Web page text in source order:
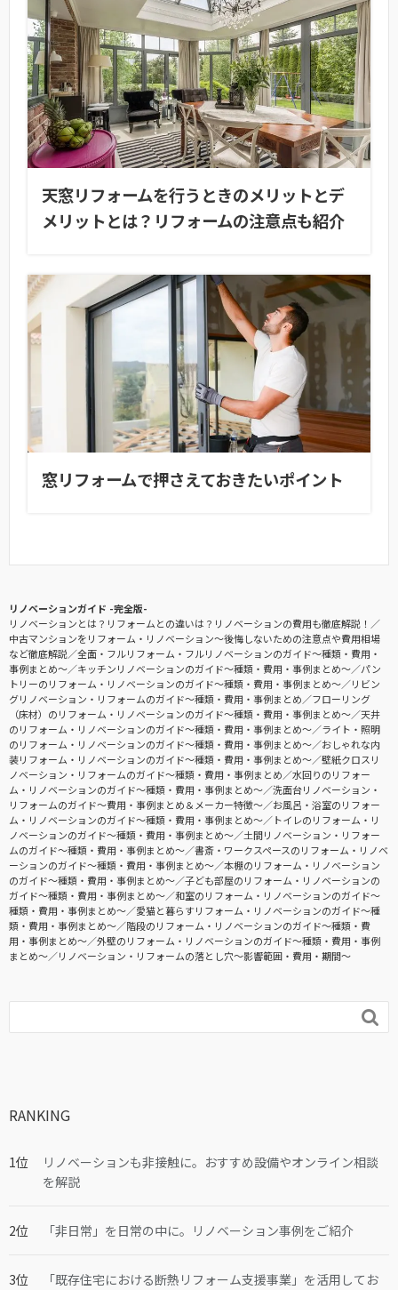
天窓リフォームを行うときのメリットとデ
メリットとは？リフォームの注意点も紹介
窓リフォームで押さえておきたいポイント
リノベーションガイド -完全版-
リノベーションとは？リフォームとの違いは？リノベーションの費用も徹底解説！
中古マンションをリフォーム・リノベーション〜後悔しないための注意点や費用相場
など徹底解説
全面・フルリフォーム・フルリノベーションのガイド〜種類・費用・
事例まとめ〜
キッチンリノベーションのガイド〜種類・費用・事例まとめ〜
パン
トリーのリフォーム・リノベーションのガイド〜種類・費用・事例まとめ〜
リビン
グリノベーション・リフォームのガイド〜種類・費用・事例まとめ
フローリング
（床材）のリフォーム・リノベーションのガイド〜種類・費用・事例まとめ〜
天井
のリフォーム・リノベーションのガイド〜種類・費用・事例まとめ〜
ライト・照明
のリフォーム・リノベーションのガイド〜種類・費用・事例まとめ〜
おしゃれな内
装リフォーム・リノベーションのガイド〜種類・費用・事例まとめ〜
壁紙クロスリ
ノベーション・リフォームのガイド〜種類・費用・事例まとめ
水回りのリフォー
ム・リノベーションのガイド〜種類・費用・事例まとめ〜
洗面台リノベーション・
リフォームのガイド〜費用・事例まとめ＆メーカー特徴〜
お風呂・浴室のリフォー
ム・リノベーションのガイド〜種類・費用・事例まとめ〜
トイレのリフォーム・リ
ノベーションのガイド〜種類・費用・事例まとめ〜
土間リノベーション・リフォー
ムのガイド〜種類・費用・事例まとめ〜
書斎・ワークスペースのリフォーム・リノベ
ーションのガイド〜種類・費用・事例まとめ〜
本棚のリフォーム・リノベーション
のガイド〜種類・費用・事例まとめ〜
子ども部屋のリフォーム・リノベーションの
ガイド〜種類・費用・事例まとめ〜
和室のリフォーム・リノベーションのガイド〜
種類・費用・事例まとめ〜
愛猫と暮らすリフォーム・リノベーションのガイド〜種
類・費用・事例まとめ〜
階段のリフォーム・リノベーションのガイド〜種類・費
用・事例まとめ〜
外壁のリフォーム・リノベーションのガイド〜種類・費用・事例
まとめ〜
リノベーション・リフォームの落とし穴～影響範囲・費用・期間～

RANKING
リノベーションも非接触に。おすすめ設備やオンライン相談
を解説
「非日常」を日常の中に。リノベーション事例をご紹介
「既存住宅における断熱リフォーム支援事業」を活用してお